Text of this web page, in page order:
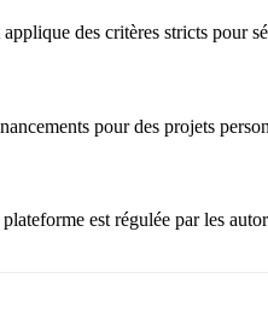
des critères stricts pour
pour des projets
est régulée par les